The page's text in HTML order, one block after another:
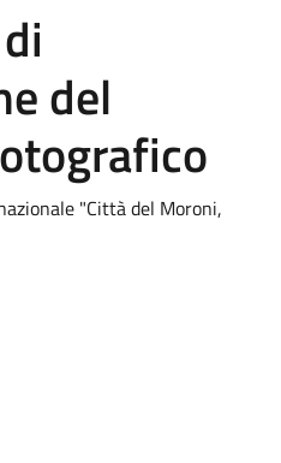
del
"Città del Moroni,